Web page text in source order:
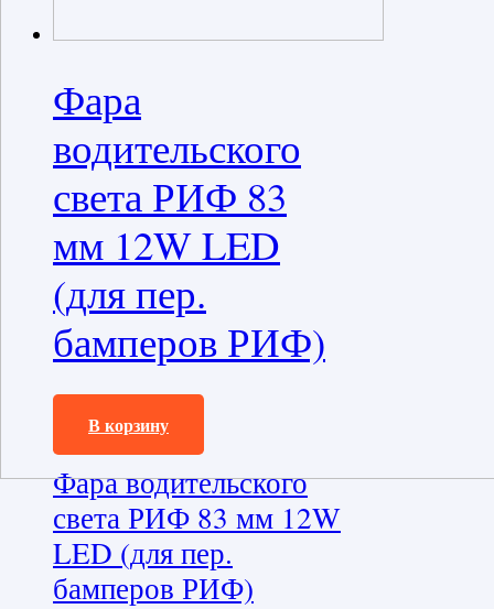
Фара
водительского
света РИФ 83
мм 12W LED
(для пер.
бамперов РИФ)
1340,0₽
В корзину
Фара водительского
света РИФ 83 мм 12W
LED (для пер.
бамперов РИФ)